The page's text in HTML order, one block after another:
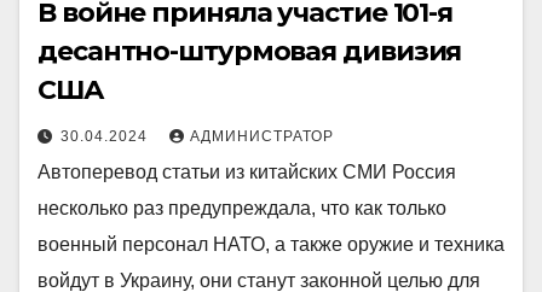
В войне приняла участие 101-я
десантно-штурмовая дивизия
США
30.04.2024 АДМИНИСТРАТОР
Автоперевод статьи из китайских СМИ Россия
несколько раз предупреждала, что как только
военный персонал НАТО, а также оружие и техника
войдут в Украину, они станут законной целью для